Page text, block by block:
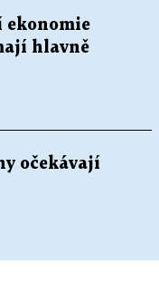
ekonomie
hlavně
očekávají